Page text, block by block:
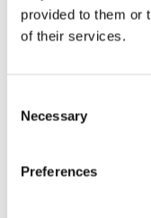
provided to them or
of their services.
Selection
Necessary
Preferences